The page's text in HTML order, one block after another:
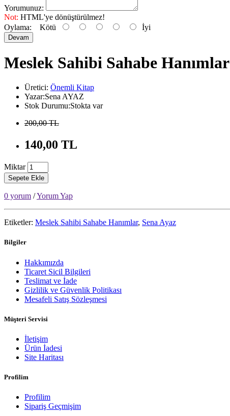
Yorumunuz:
Not: HTML'ye dönüştürülmez!
Oylama: Kötü İyi
Devam
Meslek Sahibi Sahabe Hanımlar
Üretici: Önemli Kitap
Yazar:Sena AYAZ
Stok Durumu:Stokta var
200,00 TL
140,00 TL
Miktar
Sepete Ekle
0 yorum /Yorum Yap
Etiketler: Meslek Sahibi Sahabe Hanımlar, Sena Ayaz
Bilgiler
Hakkımızda
Ticaret Sicil Bilgileri
Teslimat ve İade
Gizlilik ve Güvenlik Politikası
Mesafeli Satış Sözleşmesi
Müşteri Servisi
İletişim
Ürün İadesi
Site Haritası
Profilim
Profilim
Sipariş Geçmişim